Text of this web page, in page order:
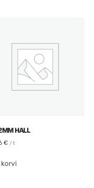
HALL
€ / t
korvi